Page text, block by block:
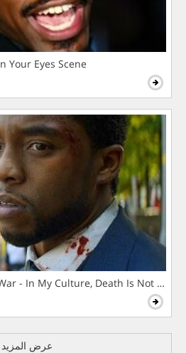
Your Eyes Scene
- In My Culture, Death Is Not The
عرض المزيد